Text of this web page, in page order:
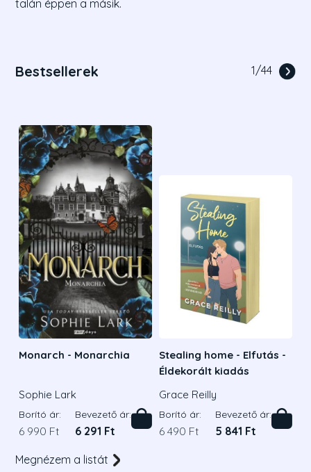
talán éppen a másik.
Bestsellerek 1/44
Monarch - Monarchia
Sophie Lark
Borító ár:
6 990 Ft
Bevezető ár:
6 291 Ft
Stealing home - Elfutás -
Éldekorált kiadás
Grace Reilly
Borító ár:
6 490 Ft
Bevezető ár:
5 841 Ft
Megnézem a listát